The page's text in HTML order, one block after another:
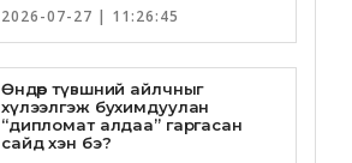
2026-07-27 | 11:26:45
Өндөр түвшний айлчныг
хүлээлгэж бухимдуулан
“дипломат алдаа” гаргасан
сайд хэн бэ?